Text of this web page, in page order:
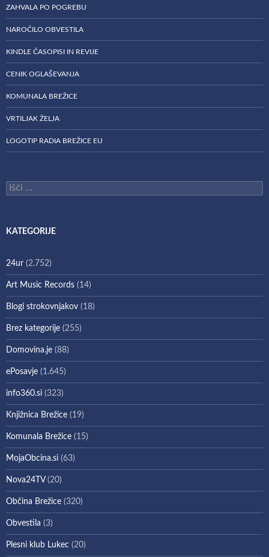
ZAHVALA PO POGREBU
NAROČILO OBVESTILA
KINDLE ČASOPISI IN REVIJE
CENIK OGLAŠEVANJA
KOMUNALA BREŽICE
VRTILJAK ŽELJA
LOGOTIP RADIA BREŽICE EU
Išči:
KATEGORIJE
24ur (2.752)
Art Music Records (14)
Blogi strokovnjakov (18)
Brez kategorije (255)
Domovina.je (88)
ePosavje (1.645)
info360.si (323)
Knjižnica Brežice (19)
Komunala Brežice (15)
MojaObcina.si (63)
Nova24TV(20)
Občina Brežice (320)
Obvestila (3)
Plesni klub Lukec (20)